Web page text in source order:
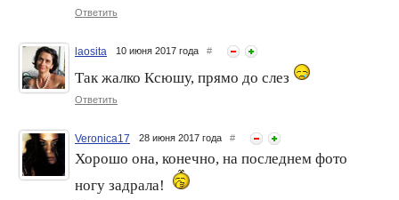
Ответить
laosita 10 июня 2017 года #
Так жалко Ксюшу, прямо до слез
Ответить
Veronica17 28 июня 2017 года #
Хорошо она, конечно, на последнем фото
ногу задрала!